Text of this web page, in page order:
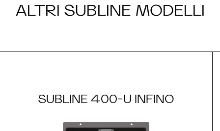
ALTRI SUBLINE MODELLI
SUBLINE 400-U INFINO